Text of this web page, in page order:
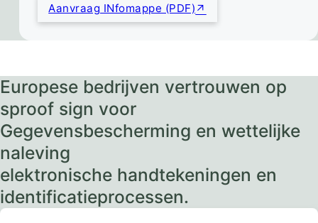
Aanvraag INfomappe (PDF)
Europese bedrijven vertrouwen op
sproof sign voor
Gegevensbescherming en wettelijke
naleving
elektronische handtekeningen en
identificatieprocessen.